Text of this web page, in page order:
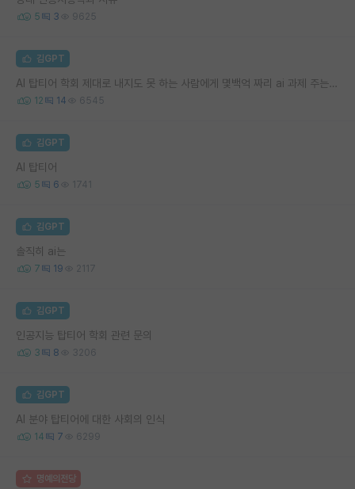
5 3 9625
김GPT
AI 탑티어 학회 제대로 내지도 못 하는 사람에게 몇백억 짜리 ai 과제 주는 사람은 뭔가 싶다
12 14 6545
김GPT
AI 탑티어
5 6 1741
김GPT
솔직히 ai는
7 19 2117
김GPT
인공지능 탑티어 학회 관련 문의
3 8 3206
김GPT
AI 분야 탑티어에 대한 사회의 인식
14 7 6299
명예의전당